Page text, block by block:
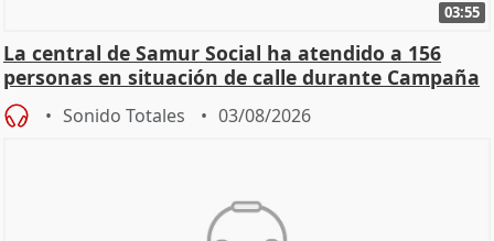
03:55
La central de Samur Social ha atendido a 156
personas en situación de calle durante Campaña
de Calor
Sonido Totales 03/08/2026